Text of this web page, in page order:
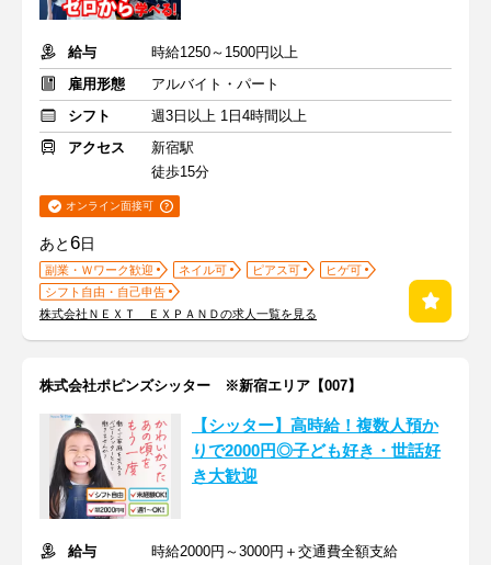
給与
時給1250～1500円以上
雇用形態
アルバイト・パート
シフト
週3日以上 1日4時間以上
アクセス
新宿駅
徒歩15分
オンライン面接可
あと6日
副業・Ｗワーク歓迎 ネイル可 ピアス可
ヒゲ可
シフト自由・自己申告
株式会社ＮＥＸＴ ＥＸＰＡＮＤの求人一覧を見る
株式会社ポピンズシッター ※新宿エリア【007】
【シッター】高時給！複数人預か
りで2000円◎子ども好き・世話好
き大歓迎
給与
時給2000円～3000円＋交通費全額支給